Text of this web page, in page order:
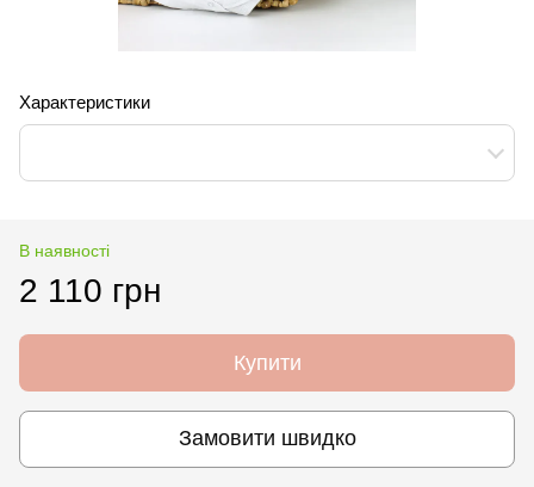
Характеристики
В наявності
2 110 грн
Купити
Замовити швидко